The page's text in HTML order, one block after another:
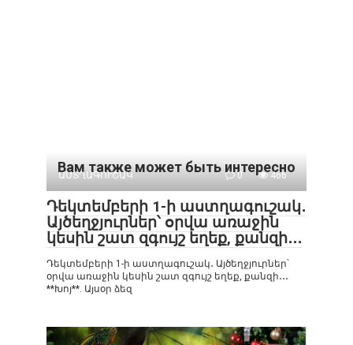
Вам также может быть интересно
ԱՍՏՂԱԳՈՒՇԱԿ 0 466
Դեկտեմբերի 1-ի աստղագուշակ․
Այծեղջյուրներ՝ օրվա առաջին
կեսին շատ զգույշ եղեք, քանզի․․․
Դեկտեմբերի 1-ի աստղագուշակ․ Այծեղջյուրներ՝
օրվա առաջին կեսին շատ զգույշ եղեք, քանզի․․․
**Խոյ**. Այսօր ձեզ